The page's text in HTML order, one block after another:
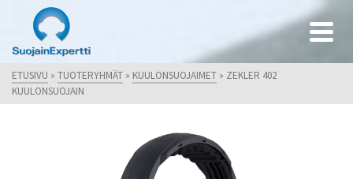
ETUSIVU » TUOTERYHMÄT » KUULONSUOJAIMET » ZEKLER 402
KUULONSUOJAIN